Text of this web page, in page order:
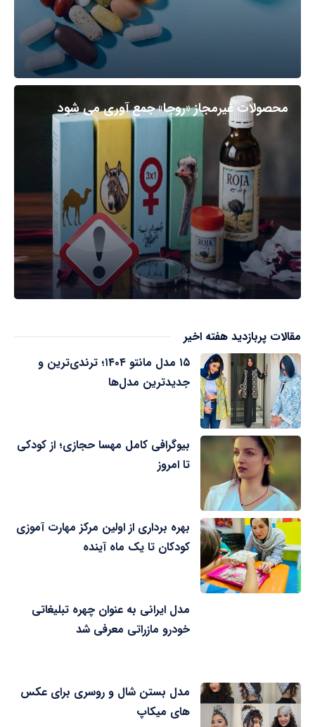
محصولات غیرمجاز «روجا» جمع آوری می شود
مقالات پربازدید هفته اخیر
۱۵ مدل مانتو ۱۴۰۴؛ ترندی‌ترین و
جدیدترین مدل‌ها
بیوگرافی کامل مهسا حجازی؛ از کودکی
تا امروز
بهره برداری از اولین مرکز مهارت آموزی
کودکان تا یک ماه آینده
مدل ایرانی به عنوان چهره تبلیغاتی
خودرو مازراتی معرفی شد
مدل بستن شال و روسری برای عکس
های میکاپ